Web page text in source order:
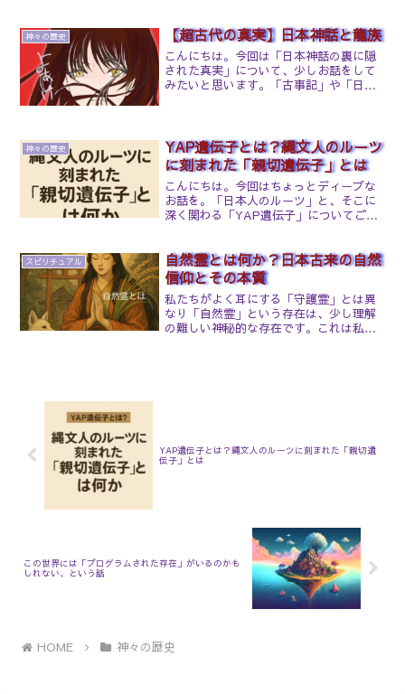
きます。イナンナはシリウスから来た？
スピリチュアルな視点で語られ...
神々の歴史 【超古代の真実】日本神話と龍族
こんにちは。今回は「日本神話の裏に隠
された真実」について、少しお話をして
みたいと思います。「古事記」や「日本
ん。日本列島の誕生とイザナギ・イザナ
ミの物語まずは有名な神々、「伊邪那岐
命(イザナギノミコト)」と「伊邪那美命イ
ザナミノミコト)」から。「伊邪那岐＝伊
弉諾」、「伊邪那美＝伊弉冉」は同一
神。表記が違うだけで、読みや神格は同
神々の歴史
YAP遺伝子とは？縄文人のルーツ
に刻まれた「親切遺伝子」とは
こんにちは。今回はちょっとディープな
お話を。「日本人のルーツ」と、そこに
深く関わる「YAP遺伝子」についてご紹
実は縄文時代にまで遡ることができま
す。その中で注目されて...
スピリチュアル
自然霊とは何か？日本古来の自然
信仰とその本質
私たちがよく耳にする「守護霊」とは異
なり「自然霊」という存在は、少し理解
の難しい神秘的な存在です。これは私た
YAP遺伝子とは？縄文人のルーツに刻まれた「親切遺
伝子」とは
この世界には「プログラムされた存在」がいるのかも
しれない、という話
HOME 神々の歴史